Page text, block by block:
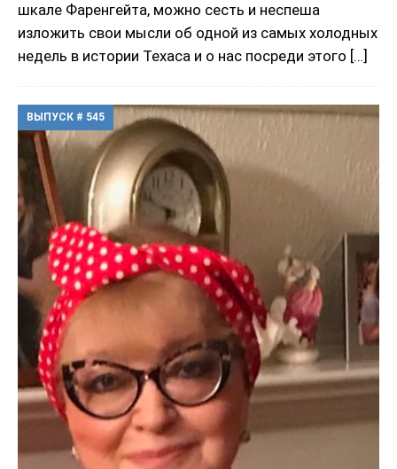
шкале Фаренгейта, можно сесть и неспеша
изложить свои мысли об одной из самых холодных
недель в истории Техаса и о нас посреди этого […]
ВЫПУСК # 545